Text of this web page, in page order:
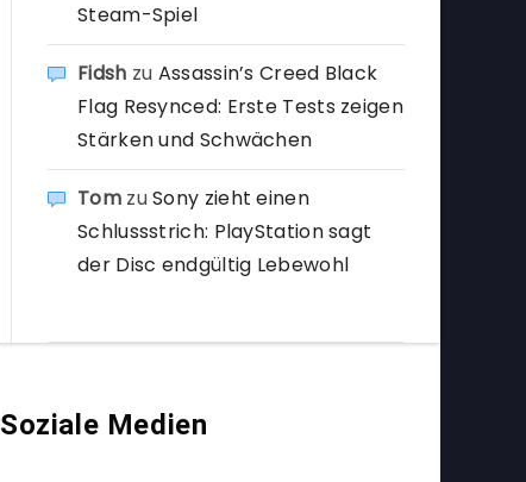
Steam-Spiel
Fidsh zu Assassin’s Creed Black
Flag Resynced: Erste Tests zeigen
Stärken und Schwächen
TomzuSony zieht einen
Schlussstrich: PlayStation sagt
der Disc endgültig Lebewohl
Soziale Medien